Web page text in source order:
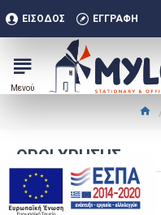
ΕΊΣΟΔΟΣ ΕΓΓΡΑΦΉ
ΌΡΟΙ ΧΡΉΣΗΣ
Εισαγωγή .